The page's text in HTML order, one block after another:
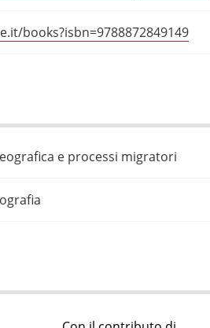
books?isbn=9788872849149
e processi migratori